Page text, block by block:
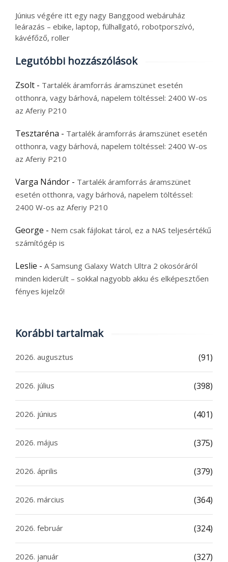
Június végére itt egy nagy Banggood webáruház
leárazás – ebike, laptop, fülhallgató, robotporszívó,
kávéfőző, roller
Legutóbbi hozzászólások
Zsolt - Tartalék áramforrás áramszünet esetén
otthonra, vagy bárhová, napelem töltéssel: 2400 W-os
az Aferiy P210
Tesztaréna - Tartalék áramforrás áramszünet esetén
otthonra, vagy bárhová, napelem töltéssel: 2400 W-os
az Aferiy P210
Varga Nándor - Tartalék áramforrás áramszünet
esetén otthonra, vagy bárhová, napelem töltéssel:
2400 W-os az Aferiy P210
George - Nem csak fájlokat tárol, ez a NAS teljesértékű
számítógép is
Leslie - A Samsung Galaxy Watch Ultra 2 okosóráról
minden kiderült – sokkal nagyobb akku és elképesztően
fényes kijelző!
Korábbi tartalmak
2026. augusztus (91)
2026. július (398)
2026. június (401)
2026. május (375)
2026. április (379)
2026. március (364)
2026. február (324)
2026. január (327)